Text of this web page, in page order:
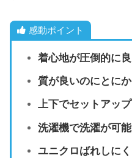
感動ポイント
着心地が圧倒的に
質が良いのにとに
上下でセットアッ
洗濯機で洗濯が可能
ユニクロばれしに